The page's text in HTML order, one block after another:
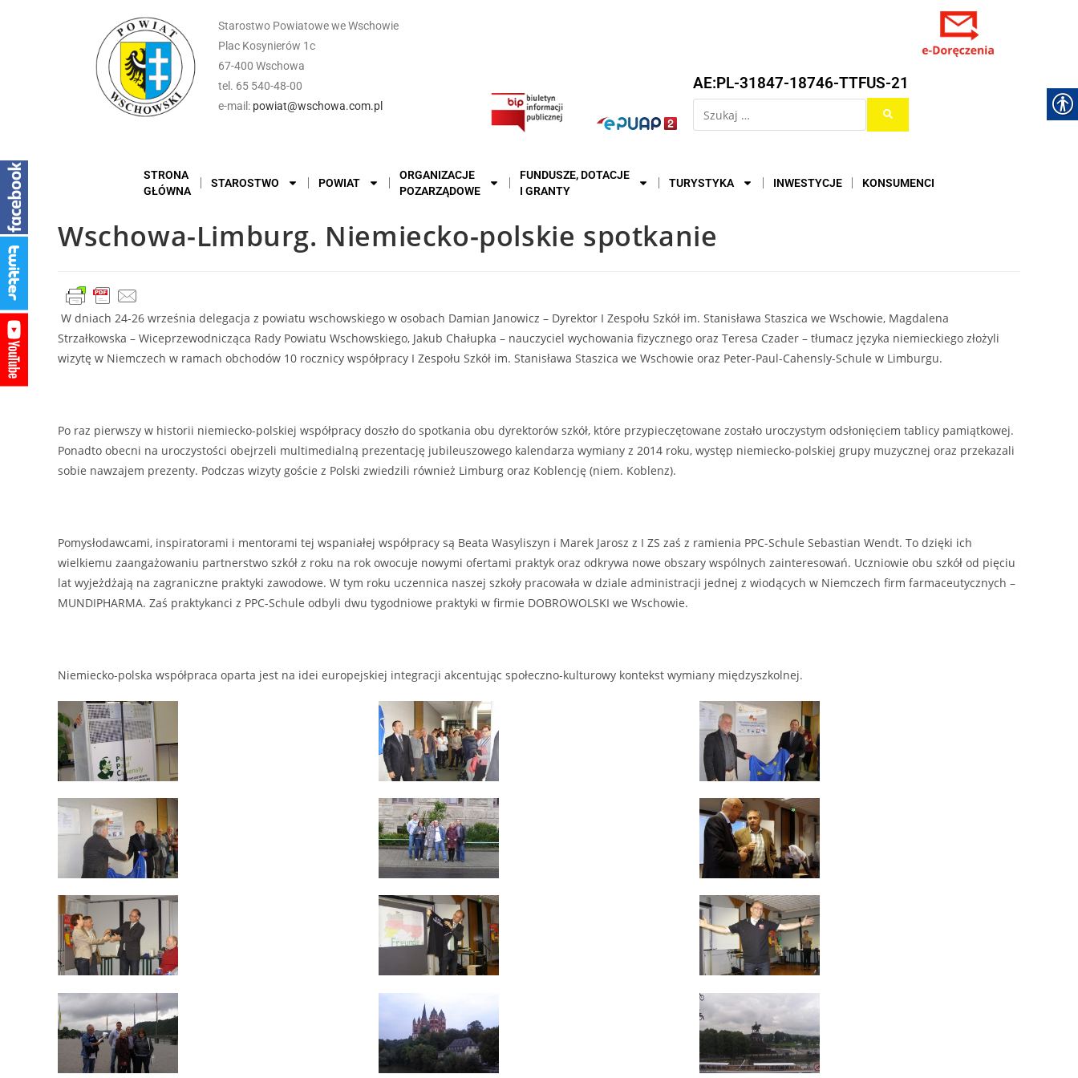
Starostwo Powiatowe we Wschowie
Plac Kosynierów 1c
67-400 Wschowa
tel. 65 540-48-00
e-mail: powiat@wschowa.com.pl
AE:PL-31847-18746-TTFUS-21
STRONA
GŁÓWNA
STAROSTWO POWIAT
ORGANIZACJE
POZARZĄDOWE
FUNDUSZE, DOTACJE
I GRANTY
TURYSTYKA INWESTYCJE KONSUMENCI
Wschowa-Limburg. Niemiecko-polskie spotkanie
W dniach 24-26 września delegacja z powiatu wschowskiego w osobach Damian Janowicz – Dyrektor I Zespołu Szkół im. Stanisława Staszica we Wschowie, Magdalena
Strzałkowska – Wiceprzewodnicząca Rady Powiatu Wschowskiego, Jakub Chałupka – nauczyciel wychowania fizycznego oraz Teresa Czader – tłumacz języka niemieckiego złożyli
wizytę w Niemczech w ramach obchodów 10 rocznicy współpracy I Zespołu Szkół im. Stanisława Staszica we Wschowie oraz Peter-Paul-Cahensly-Schule w Limburgu.
Po raz pierwszy w historii niemiecko-polskiej współpracy doszło do spotkania obu dyrektorów szkół, które przypieczętowane zostało uroczystym odsłonięciem tablicy pamiątkowej.
Ponadto obecni na uroczystości obejrzeli multimedialną prezentację jubileuszowego kalendarza wymiany z 2014 roku, występ niemiecko-polskiej grupy muzycznej oraz przekazali
sobie nawzajem prezenty. Podczas wizyty goście z Polski zwiedzili również Limburg oraz Koblencję (niem. Koblenz).
Pomysłodawcami, inspiratorami i mentorami tej wspaniałej współpracy są Beata Wasyliszyn i Marek Jarosz z I ZS zaś z ramienia PPC-Schule Sebastian Wendt. To dzięki ich
wielkiemu zaangażowaniu partnerstwo szkół z roku na rok owocuje nowymi ofertami praktyk oraz odkrywa nowe obszary wspólnych zainteresowań. Uczniowie obu szkół od pięciu
lat wyjeżdżają na zagraniczne praktyki zawodowe. W tym roku uczennica naszej szkoły pracowała w dziale administracji jednej z wiodących w Niemczech firm farmaceutycznych –
MUNDIPHARMA. Zaś praktykanci z PPC-Schule odbyli dwu tygodniowe praktyki w firmie DOBROWOLSKI we Wschowie.
Niemiecko-polska współpraca oparta jest na idei europejskiej integracji akcentując społeczno-kulturowy kontekst wymiany międzyszkolnej.